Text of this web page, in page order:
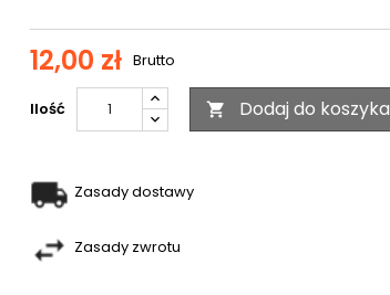
12,00 zł Brutto
Ilość  Dodaj do koszyka
Zasady dostawy
Zasady zwrotu